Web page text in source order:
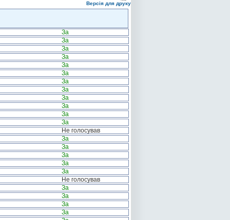
Версія для друку
За
За
За
За
За
За
За
За
За
За
За
За
Не голосував
За
За
За
За
За
Не голосував
За
За
За
За